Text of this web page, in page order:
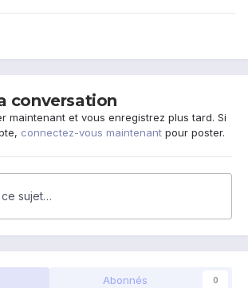
conversation
maintenant et vous enregistrez plus tard. Si
connectez-vous maintenant pour poster.
sujet…
Abonnés 0